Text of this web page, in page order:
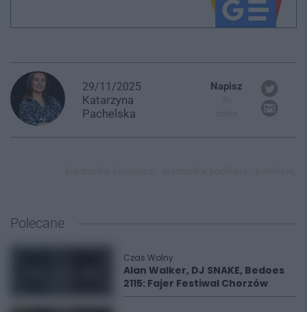
29/11/2025
Katarzyna
Pachelska
Napisz
Polecane
Czas Wolny
Alan Walker, DJ SNAKE, Bedoes
2115: Fajer Festiwal Chorzów